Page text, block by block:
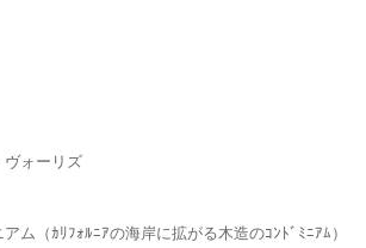
ォーリズ
ム（ｶﾘﾌｫﾙﾆｱの海岸に拡がる木造のｺﾝﾄﾞﾐﾆｱﾑ）